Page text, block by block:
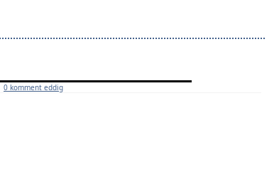
0 komment eddig